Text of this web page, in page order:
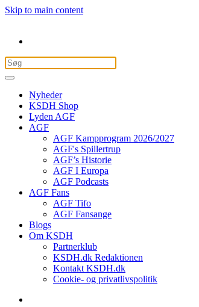
Skip to main content
Nyheder
KSDH Shop
Lyden AGF
AGF
AGF Kampprogram 2026/2027
AGF's Spillertrup
AGF’s Historie
AGF I Europa
AGF Podcasts
AGF Fans
AGF Tifo
AGF Fansange
Blogs
Om KSDH
Partnerklub
KSDH.dk Redaktionen
Kontakt KSDH.dk
Cookie- og privatlivspolitik